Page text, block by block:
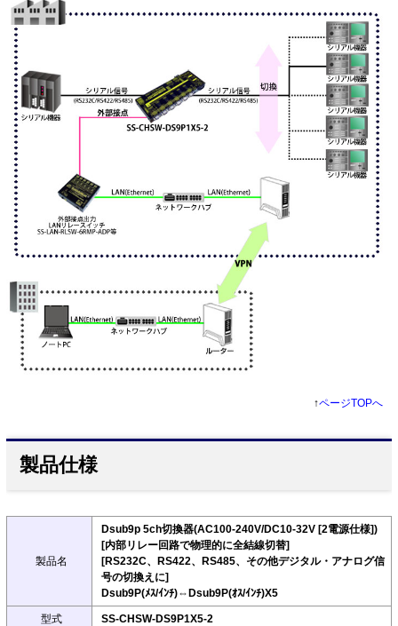
↑ページTOPへ
製品仕様
製品名
Dsub9p 5ch切換器(AC100-240V/DC10-32V [2電源仕様])
[内部リレー回路で物理的に全結線切替]
[RS232C、RS422、RS485、その他デジタル・アナログ信
号の切換えに]
Dsub9P(ﾒｽ/ｲﾝﾁ)⇔Dsub9P(ｵｽ/ｲﾝﾁ)X5
型式 SS-CHSW-DS9P1X5-2